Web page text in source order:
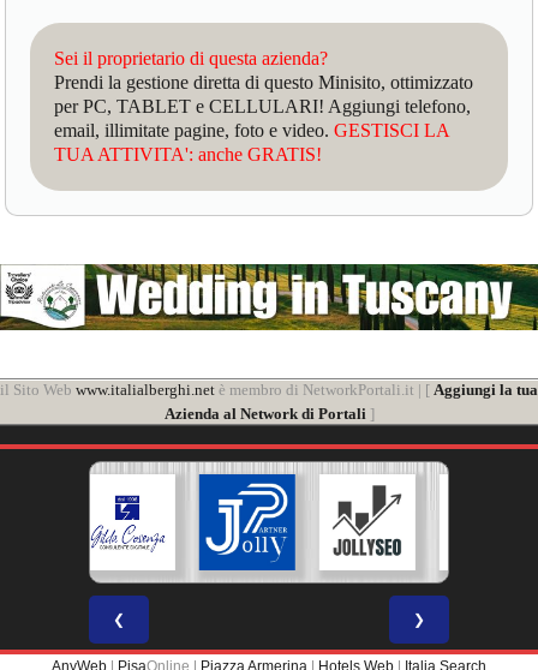
Sei il proprietario di questa azienda?
Prendi la gestione diretta di questo Minisito, ottimizzato
per PC, TABLET e CELLULARI! Aggiungi telefono,
email, illimitate pagine, foto e video.GESTISCI LA
TUA ATTIVITA': anche GRATIS!
il Sito Web www.italialberghi.net è membro di NetworkPortali.it | [ Aggiungi la tua
Azienda al Network di Portali]
❮ ❯
AnyWeb PisaOnline | Piazza Armerina Hotels Web Italia Search